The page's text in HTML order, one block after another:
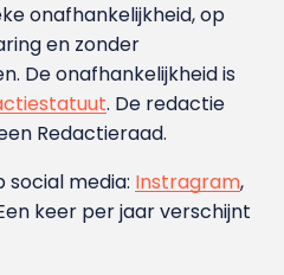
onafhankelijkheid, op
en zonder
De onafhankelijkheid is
. De redactie
Redactieraad.
social media: Instragram,
keer per jaar verschijnt